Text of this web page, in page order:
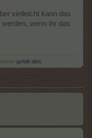
vielleicht kann das
wenn ihr das
gefällt dies.